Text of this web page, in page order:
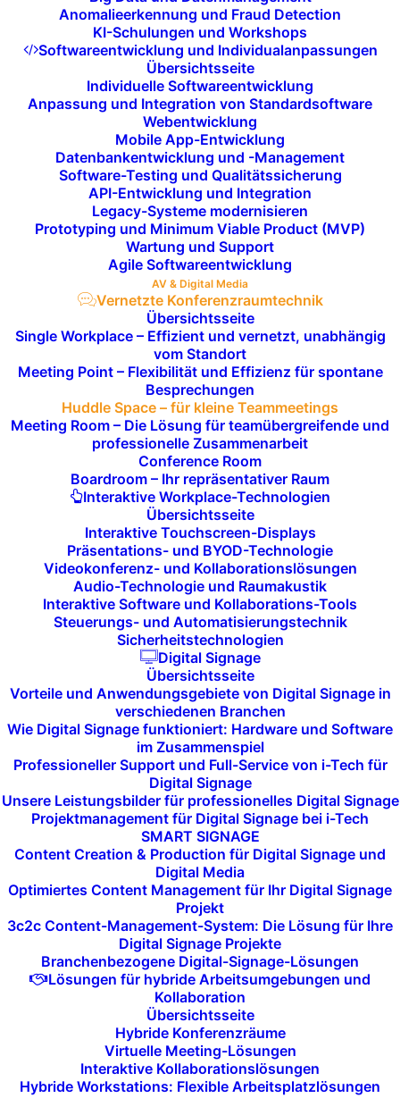
Anomalieerkennung und Fraud Detection
KI-Schulungen und Workshops
Softwareentwicklung und Individualanpassungen
Übersichtsseite
Individuelle Softwareentwicklung
Anpassung und Integration von Standardsoftware
Webentwicklung
Mobile App-Entwicklung
Datenbankentwicklung und -Management
Software-Testing und Qualitätssicherung
API-Entwicklung und Integration
Legacy-Systeme modernisieren
Prototyping und Minimum Viable Product (MVP)
Wartung und Support
Agile Softwareentwicklung
AV & Digital Media
Vernetzte Konferenzraumtechnik
Übersichtsseite
Single Workplace – Effizient und vernetzt, unabhängig
vom Standort
Meeting Point – Flexibilität und Effizienz für spontane
Besprechungen
Huddle Space – für kleine Teammeetings
Meeting Room – Die Lösung für teamübergreifende und
professionelle Zusammenarbeit
Conference Room
Boardroom – Ihr repräsentativer Raum
Interaktive Workplace-Technologien
Übersichtsseite
Interaktive Touchscreen-Displays
Präsentations- und BYOD-Technologie
Videokonferenz- und Kollaborationslösungen
Audio-Technologie und Raumakustik
Interaktive Software und Kollaborations-Tools
Steuerungs- und Automatisierungstechnik
Sicherheitstechnologien
Digital Signage
Übersichtsseite
Vorteile und Anwendungsgebiete von Digital Signage in
verschiedenen Branchen
Wie Digital Signage funktioniert: Hardware und Software
im Zusammenspiel
Professioneller Support und Full-Service von i-Tech für
Digital Signage
Unsere Leistungsbilder für professionelles Digital Signage
Projektmanagement für Digital Signage bei i-Tech
SMART SIGNAGE
Content Creation & Production für Digital Signage und
Digital Media
Optimiertes Content Management für Ihr Digital Signage
Projekt
3c2c Content-Management-System: Die Lösung für Ihre
Digital Signage Projekte
Branchenbezogene Digital-Signage-Lösungen
Lösungen für hybride Arbeitsumgebungen und
Kollaboration
Übersichtsseite
Hybride Konferenzräume
Virtuelle Meeting-Lösungen
Interaktive Kollaborationslösungen
Hybride Workstations: Flexible Arbeitsplatzlösungen
Hochwertige Audio- und
Videolösungen für
nahtlose Kommunikation
Eine klare Audio- und Videoqualität ist
entscheidend, um alle Stimmen im Raum
gut hörbar zu machen und die
Zusammenarbeit mit externen Partnern
oder Remote-Teams reibungslos zu
gestalten. Unsere integrierten Videobars
und Konferenzlösungen bieten eine
erstklassige Audio- und Videoübertragung
und verbessern die Gesamtqualität des
Meeting-Erlebnisses.
Flexible Raumgestaltung
für eine ansprechende
Umgebung
Der Huddle Space kann nach den
Bedürfnissen des Teams gestaltet
werden, sodass eine vertraute und
inspirierende Umgebung entsteht. Von der
Gestaltung der Sitzordnung bis zur
Platzierung der Geräte – jedes Detail ist
darauf abgestimmt, eine entspannte und
produktive Atmosphäre zu schaffen.